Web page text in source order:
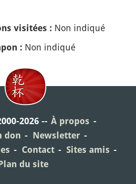
visitées : Non indiqué
: Non indiqué
2026
À propos
don
Newsletter
Contact
Sites amis
du site